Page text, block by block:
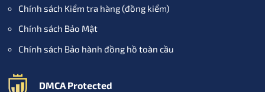
Chính sách Kiểm tra hàng (đồng kiểm)
Chính sách Bảo Mật
Chính sách Bảo hành đồng hồ toàn cầu
DMCA Protected